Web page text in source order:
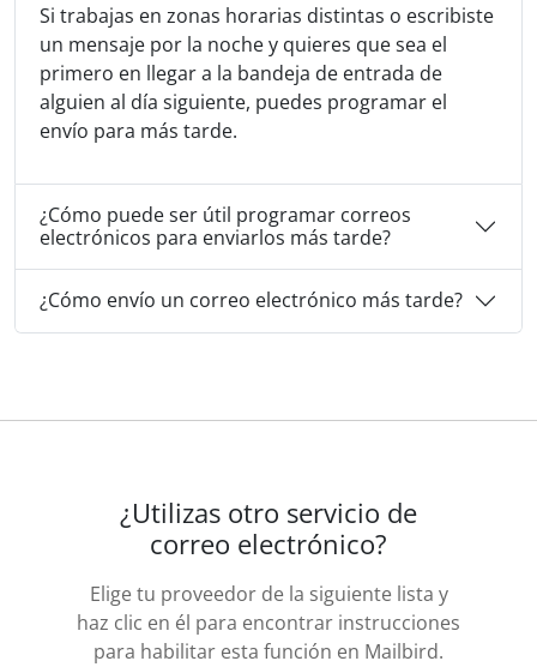
Si trabajas en zonas horarias distintas o escribiste
un mensaje por la noche y quieres que sea el
primero en llegar a la bandeja de entrada de
alguien al día siguiente, puedes programar el
envío para más tarde.
¿Cómo puede ser útil programar correos
electrónicos para enviarlos más tarde?
¿Cómo envío un correo electrónico más tarde?
¿Utilizas otro servicio de
correo electrónico?
Elige tu proveedor de la siguiente lista y
haz clic en él para encontrar instrucciones
para habilitar esta función en Mailbird.